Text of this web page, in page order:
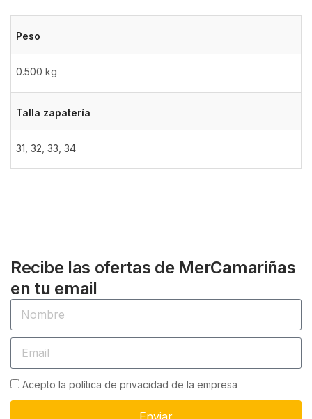
Peso
0.500 kg
Talla zapatería
31 32 33 34
Recibe las ofertas de MerCamariñas
en tu email
Acepto la política de privacidad de la empresa